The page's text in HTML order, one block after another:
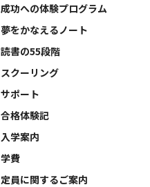
成功への体験プログラム
夢をかなえるノート
読書の55段階
スクーリング
サポート
合格体験記
入学案内
学費
定員に関するご案内